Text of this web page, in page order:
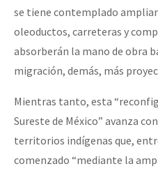
se tiene contemplado
oleoductos, carreteras y
absorberán la mano de obra
migración, demás, más
Mientras tanto, esta
Sureste de México” avanza
territorios indígenas que,
comenzado “mediante la